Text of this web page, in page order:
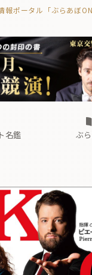
報ポータル「ぶらあぼ
フォルテピアノ・
名鑑 ぶ
フォルテピアノ・